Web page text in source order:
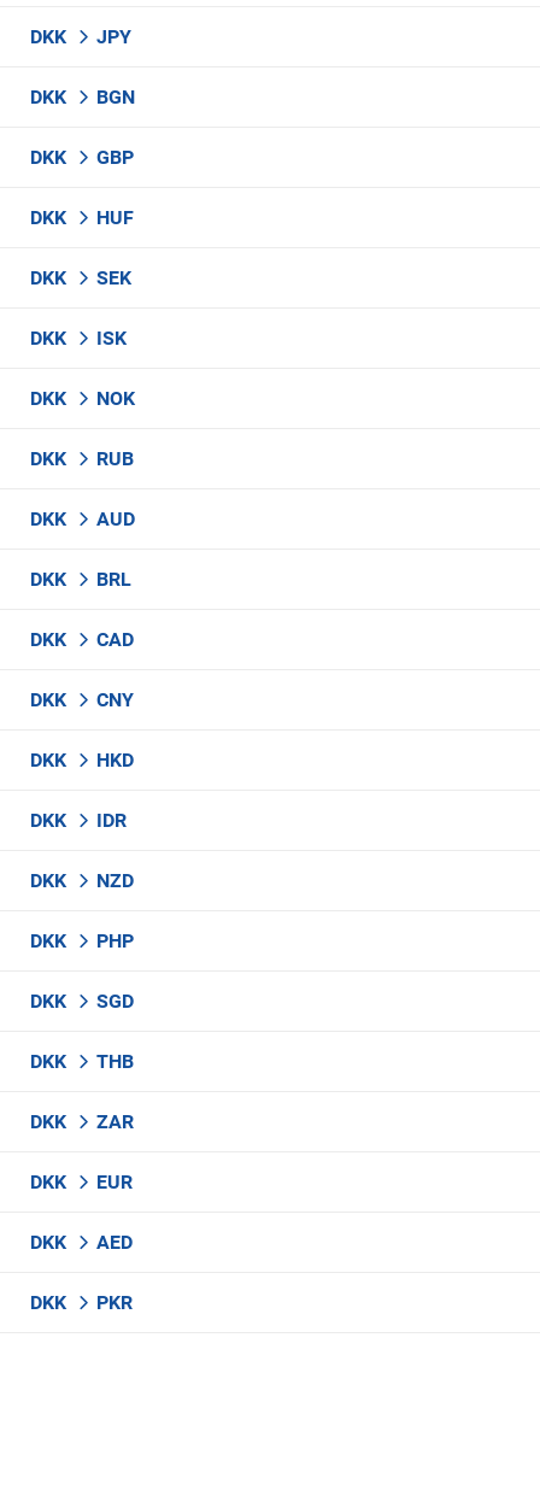
DKK JPY
DKK BGN
DKK GBP
DKK HUF
DKK SEK
DKK ISK
DKK NOK
DKK RUB
DKK AUD
DKK BRL
DKK CAD
DKK CNY
DKK HKD
DKK IDR
DKK NZD
DKK PHP
DKK SGD
DKK THB
DKK ZAR
DKK EUR
DKK AED
DKK PKR